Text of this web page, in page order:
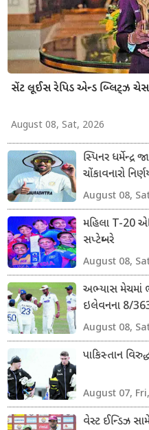
સેંટ લૂઈસ રેપિડ એન્ડ બ્લિટ્ઝ ચેસ
August 08, Sat, 2026
સ્પિનર ધર્મેન્દ્ર
ચોંકાવનારો
ડોમેસ્ટિક ક્રિકેટ
August 08,
મહિલા T-20
સપ્ટેમ્બરે
August 08,
અભ્યાસ મેચમાં
ઇલેવનના 8/
August 08,
પાકિસ્તાન
August 07,
વેસ્ટ ઈન્ડિઝ